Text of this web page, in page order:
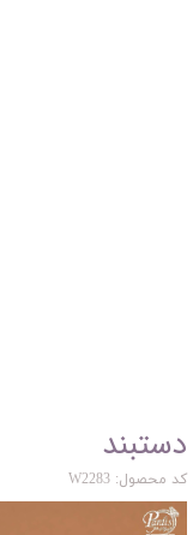
دستبند
کد محصول: W2283